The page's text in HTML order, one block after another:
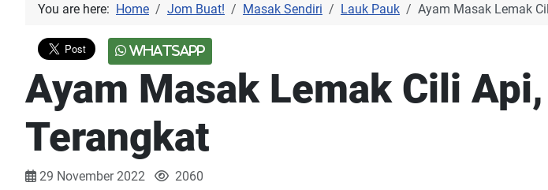
You are here: Home Jom Buat! Masak Sendiri Lauk Pauk Ayam Masak Lemak
WhatsApp
Ayam Masak Lemak Cili
Terangkat
29 November 2022 2060